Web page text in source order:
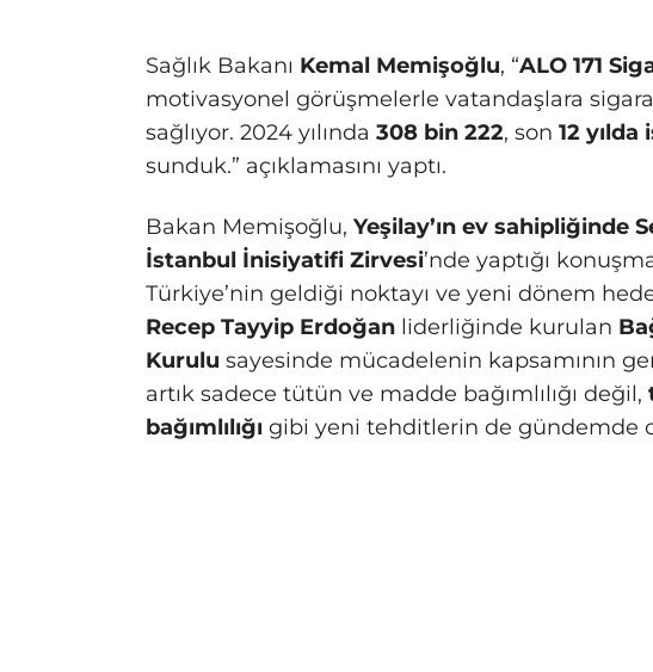
Sağlık Bakanı Kemal Memişoğlu, “ALO 171
motivasyonel görüşmelerle vatandaşlara
sağlıyor. 2024 yılında 308 bin 222, son 12
sunduk.” açıklamasını yaptı.
Bakan Memişoğlu, Yeşilay’ın ev sahipliğinde
İstanbul İnisiyatifi Zirvesi’nde yaptığı
Türkiye’nin geldiği noktayı ve yeni dönem
Recep Tayyip Erdoğan liderliğinde kurulan
Kurulu sayesinde mücadelenin kapsamının
artık sadece tütün ve madde bağımlılığı değil,
bağımlılığı gibi yeni tehditlerin de gündemde